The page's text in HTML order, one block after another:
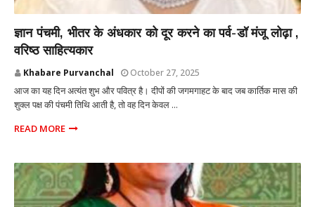
ज्ञान पंचमी, भीतर के अंधकार को दूर करने का पर्व-डॉ मंजू लोढ़ा ,
वरिष्ठ साहित्यकार
Khabare Purvanchal October 27, 2025
आज का यह दिन अत्यंत शुभ और पवित्र है। दीपों की जगमगाहट के बाद जब कार्तिक मास की
शुक्ल पक्ष की पंचमी तिथि आती है, तो वह दिन केवल ...
READ MORE